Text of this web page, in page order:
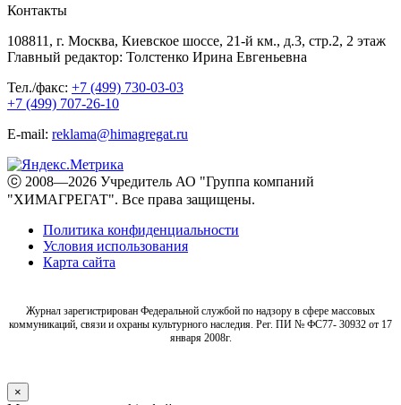
Контакты
108811, г. Москва, Киевское шоссе, 21-й км., д.3, стр.2, 2 этаж
Главный редактор: Толстенко Ирина Евгеньевна
Тел./факс: +7 (499) 730-03-03
+7 (499) 707-26-10
E-mail: reklama@himagregat.ru
ⓒ 2008—2026 Учредитель АО "Группа компаний
"ХИМАГРЕГАТ". Все права защищены.
Политика конфиденциальности
Условия использования
Карта сайта
Журнал зарегистрирован Федеральной службой по надзору в сфере массовых
коммуникаций, связи и охраны культурного наследия. Рег. ПИ № ФС77- 30932 от 17
января 2008г.
×